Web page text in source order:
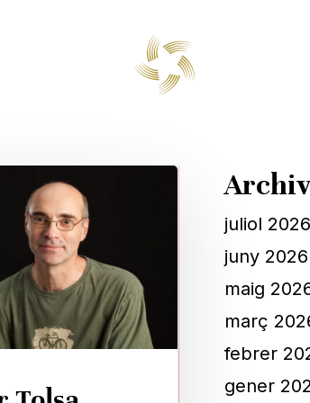
juliol 2026
juny 2026
maig
març
febrer
gener